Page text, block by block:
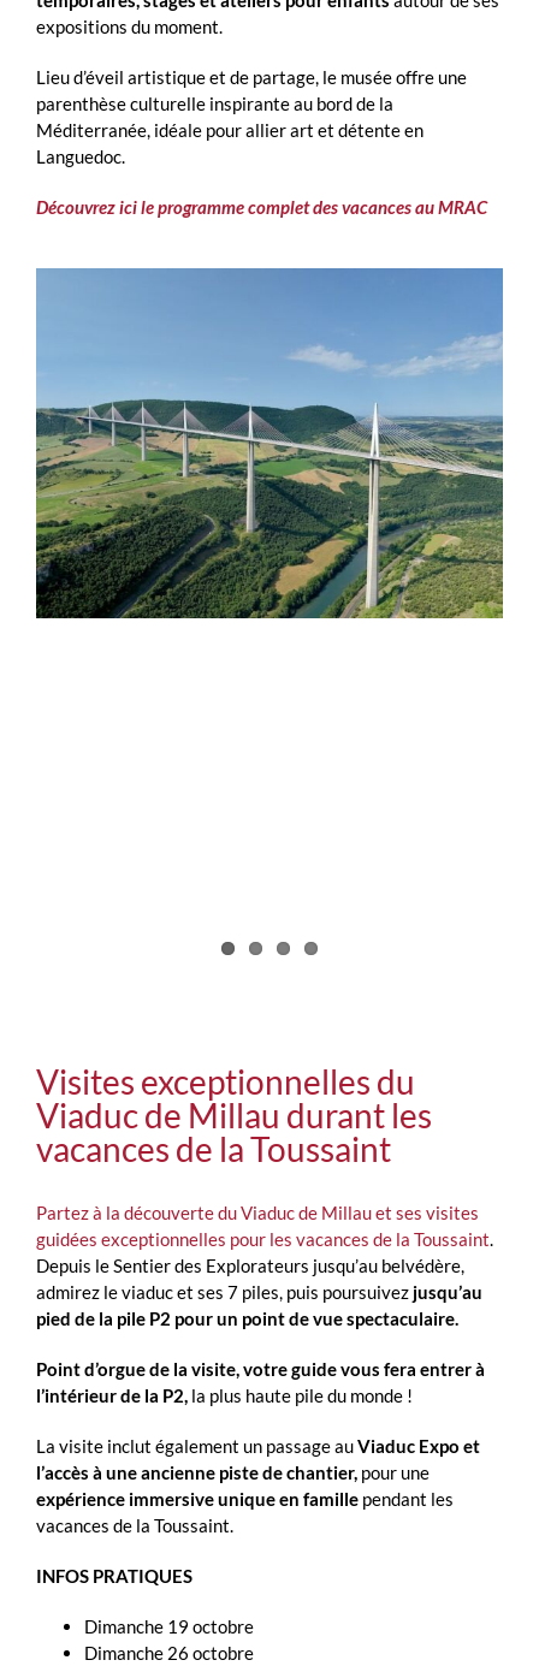
expositions du moment.
Lieu d’éveil artistique et de partage, le musée offre une
parenthèse culturelle inspirante au bord de la
Méditerranée, idéale pour allier art et détente en
Languedoc.
Découvrez ici le programme complet des vacances au MRAC
Visites exceptionnelles du
Viaduc de Millau durant les
vacances de la Toussaint
Partez à la découverte du Viaduc de Millau et ses visites
guidées exceptionnelles pour les vacances de la Toussaint.
Depuis le Sentier des Explorateurs jusqu’au belvédère,
admirez le viaduc et ses 7 piles, puis poursuivez jusqu’au
pied de la pile P2 pour un point de vue spectaculaire.
Point d’orgue de la visite, votre guide vous fera entrer à
l’intérieur de la P2,la plus haute pile du monde !
La visite inclut également un passage auViaduc Expo et
l’accès à une ancienne piste de chantier,pour une
expérience immersive unique en famillependant les
vacances de la Toussaint.
INFOS PRATIQUES
Dimanche 19 octobre
Dimanche 26 octobre